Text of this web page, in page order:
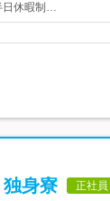
日休暇制…
身寮 正社員